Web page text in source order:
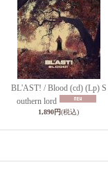
BL'AST! / Blood (cd) (Lp) S
outhern lord
1,890円(税込)